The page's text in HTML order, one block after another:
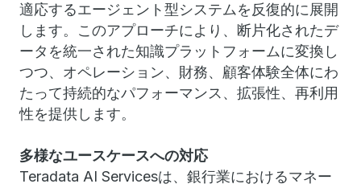
適応するエージェント型システムを反復的に展開
します。このアプローチにより、断片化されたデ
ータを統一された知識プラットフォームに変換し
つつ、オペレーション、財務、顧客体験全体にわ
たって持続的なパフォーマンス、拡張性、再利用
性を提供します。
多様なユースケースへの対応
Teradata AI Servicesは、銀行業におけるマネー